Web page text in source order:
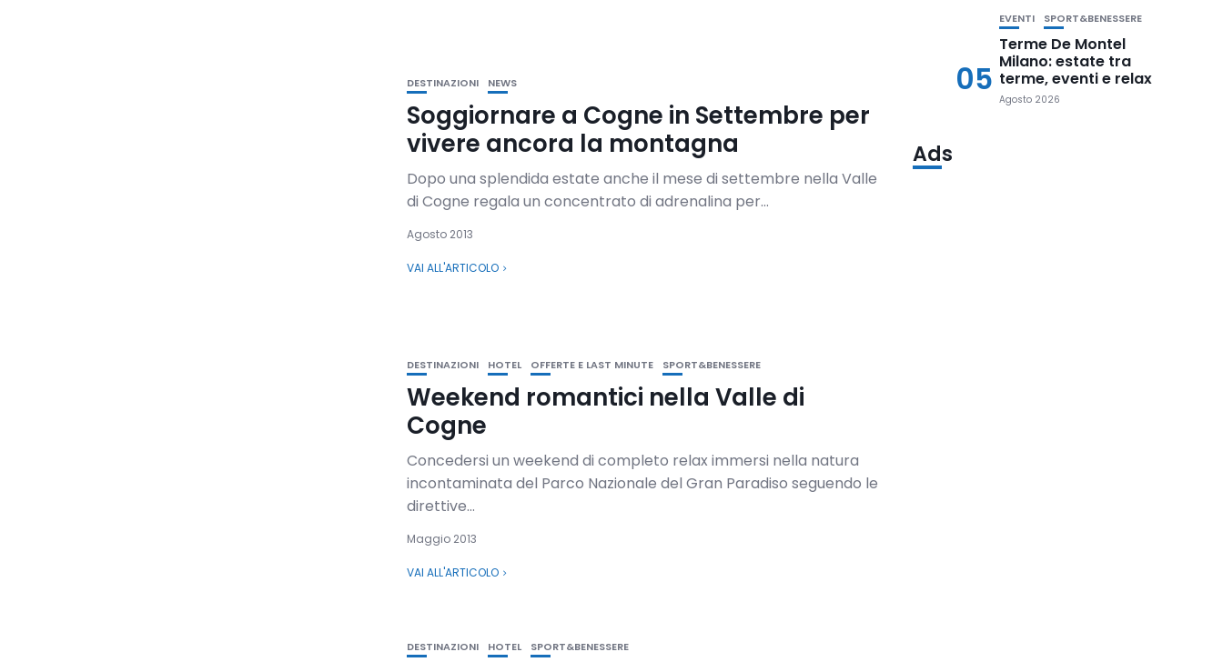
DESTINAZIONI NEWS
Soggiornare a Cogne in Settembre per
vivere ancora la montagna
Dopo una splendida estate anche il mese di settembre nella Valle
di Cogne regala un concentrato di adrenalina per...
Agosto 2013
VAI ALL'ARTICOLO
DESTINAZIONI HOTEL OFFERTE E LAST MINUTE SPORT&BENESSERE
Weekend romantici nella Valle di
Cogne
Concedersi un weekend di completo relax immersi nella natura
incontaminata del Parco Nazionale del Gran Paradiso seguendo le
direttive...
Maggio 2013
VAI ALL'ARTICOLO
DESTINAZIONI HOTEL SPORT&BENESSERE
05
EVENTI SPORT&BENESSERE
Terme De Montel
Milano: estate tra
terme, eventi e relax
Agosto 2026
Ads